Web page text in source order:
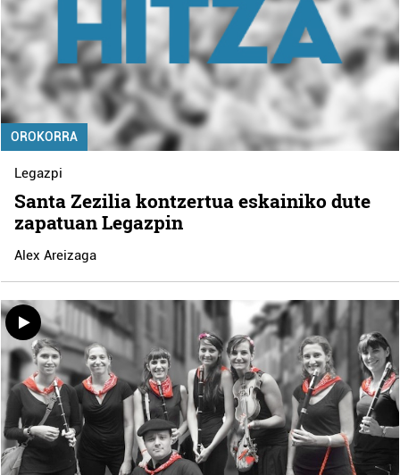
OROKORRA
Legazpi
Santa Zezilia kontzertua eskainiko dute
zapatuan Legazpin
Alex Areizaga